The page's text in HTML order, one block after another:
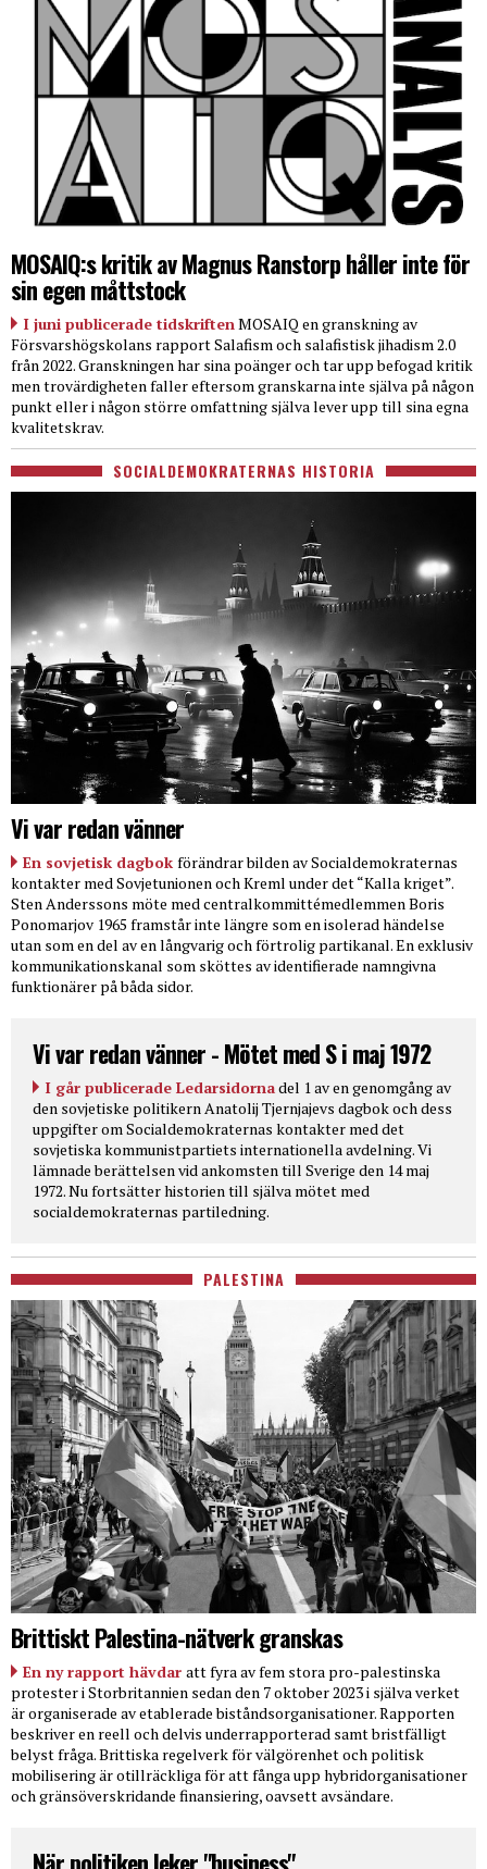
MOSAIQ:s kritik av Magnus Ranstorp håller inte för
sin egen måttstock
I juni publicerade tidskriftenMOSAIQ en granskning av
Försvarshögskolans rapport Salafism och salafistisk jihadism 2.0
från 2022. Granskningen har sina poänger och tar upp befogad kritik
men trovärdigheten faller eftersom granskarna inte själva på någon
punkt eller i någon större omfattning själva lever upp till sina egna
kvalitetskrav.
SOCIALDEMOKRATERNAS HISTORIA
Vi var redan vänner
En sovjetisk dagbok förändrar bilden av Socialdemokraternas
kontakter med Sovjetunionen och Kreml under det “Kalla kriget”.
Sten Anderssons möte med centralkommittémedlemmen Boris
Ponomarjov 1965 framstår inte längre som en isolerad händelse
utan som en del av en långvarig och förtrolig partikanal. En exklusiv
kommunikationskanal som sköttes av identifierade namngivna
funktionärer på båda sidor.
Vi var redan vänner - Mötet med S i maj 1972
I går publicerade Ledarsidornadel 1 av en genomgång av
den sovjetiske politikern Anatolij Tjernjajevs dagbok och dess
uppgifter om Socialdemokraternas kontakter med det
sovjetiska kommunistpartiets internationella avdelning. Vi
lämnade berättelsen vid ankomsten till Sverige den 14 maj
1972. Nu fortsätter historien till själva mötet med
socialdemokraternas partiledning.
PALESTINA
Brittiskt Palestina-nätverk granskas
En ny rapport hävdar att fyra av fem stora pro-palestinska
protester i Storbritannien sedan den 7 oktober 2023 i själva verket
är organiserade av etablerade biståndsorganisationer. Rapporten
beskriver en reell och delvis underrapporterad samt bristfälligt
belyst fråga. Brittiska regelverk för välgörenhet och politisk
mobilisering är otillräckliga för att fånga upp hybridorganisationer
och gränsöverskridande finansiering, oavsett avsändare.